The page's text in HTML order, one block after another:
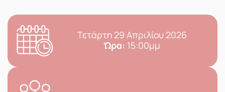
Τετάρτη 29 Απριλίου 2026
Ώρα: 15:00μμ